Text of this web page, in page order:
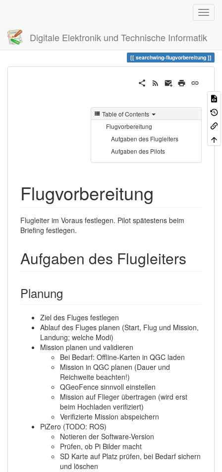
Digitale Elektronik und Technische Informatik
Trace searchwing-flugvorbereitung
searchwing-flugvorbereitung
Table of Contents
Flugvorbereitung
Aufgaben des Flugleiters
Aufgaben des Pilots
Flugvorbereitung
Flugleiter im Voraus festlegen. Pilot spätestens beim
Briefing festlegen.
Aufgaben des Flugleiters
Planung
Ziel des Fluges festlegen
Ablauf des Fluges planen (Start, Flug und Mission,
Landung; welche Modi)
Mission planen und validieren
Bei Bedarf: Offline-Karten in QGC laden
Mission in QGC planen (Dauer und
Reichweite beachten!)
QGeoFence sinnvoll einstellen
Mission auf Flieger übertragen (wird erst
beim Hochladen verifiziert)
Verifizierte Mission abspeichern
PiZero (TODO: ROS)
Notieren der Software-Version
Prüfen, ob Pi Bilder macht
SD Karte auf Platz prüfen, bei Bedarf sichern
und löschen